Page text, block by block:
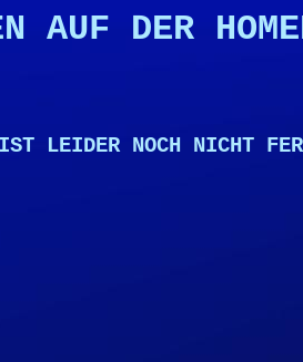
AUF DER
IST LEIDER NOCH NICHT